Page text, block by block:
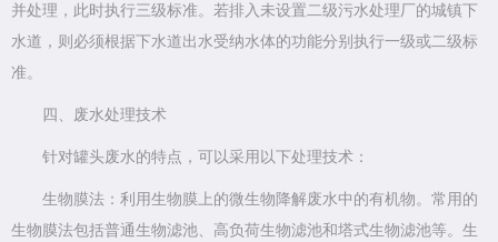
并处理，此时执行三级标准。若排入未设置二级污水处理厂的城镇下
水道，则必须根据下水道出水受纳水体的功能分别执行一级或二级标
准。
四、废水处理技术
针对罐头废水的特点，可以采用以下处理技术：
生物膜法：利用生物膜上的微生物降解废水中的有机物。常用的
生物膜法包括普通生物滤池、高负荷生物滤池和塔式生物滤池等。生